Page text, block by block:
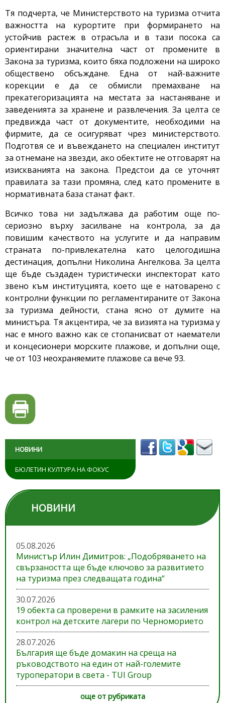
Тя подчерта, че Министерството на туризма отчита
важността на курортите при формирането на
устойчив растеж в отрасъла и в тази посока са
ориентирани значителна част от промените в
Закона за туризма, които бяха подложени на широко
обществено обсъждане. Една от най-важните
корекции е да се обмисли премахване на
прекатегоризацията на местата за настаняване и
заведенията за хранене и развлечения. За целта се
предвижда част от документите, необходими на
фирмите, да се осигуряват чрез министерството.
Подготвя се и въвеждането на специален институт
за отнемане на звезди, ако обектите не отговарят на
изискванията на закона. Предстои да се уточнят
правилата за тази промяна, след като промените в
нормативната база станат факт.
Всичко това ни задължава да работим още по-
сериозно върху засилване на контрола, за да
повишим качеството на услугите и да направим
страната по-привлекателна като целогодишна
дестинация, допълни Николина Ангелкова. За целта
ще бъде създаден туристически инспекторат като
звено към институцията, което ще е натоварено с
контролни функции по регламентираните от Закона
за туризма дейности, стана ясно от думите на
министъра. Тя акцентира, че за визията на туризма у
нас е много важно как се стопанисват от наематели
и концесионери морските плажове, и допълни още,
че от 103 неохраняемите плажове са вече 93.
НОВИНИ
БЮЛЕТИН КУЛТУРА НА ФОКУС
НОВИНИ
05.08.2026
Министър Илин Димитров: „Подобряването на
свързаността ще бъде ключово за развитието
на туризма през следващата година“
30.07.2026
19 обекта са проверени в рамките на засиления
контрол на детските лагери по Черноморието
28.07.2026
България ще бъде домакин на среща на
ръководството на един от най-големите
туроператори в света - TUI Group
още от рубриката